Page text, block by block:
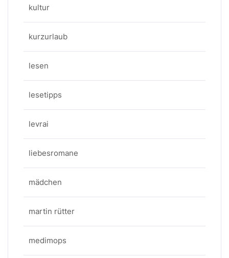
kultur
kurzurlaub
lesen
lesetipps
levrai
liebesromane
mädchen
martin rütter
medimops